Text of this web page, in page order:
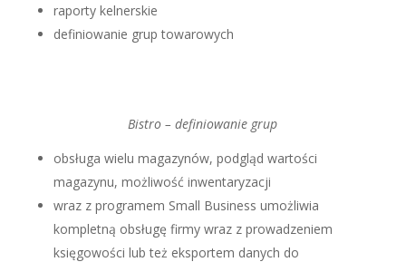
raporty kelnerskie
definiowanie grup towarowych
Bistro – definiowanie grup
obsługa wielu magazynów, podgląd wartości
magazynu, możliwość inwentaryzacji
wraz z programem Small Business umożliwia
kompletną obsługę firmy wraz z prowadzeniem
księgowości lub też eksportem danych do